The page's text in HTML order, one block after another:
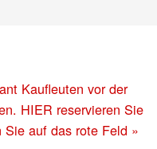
Kaufleuten vor der
HIER reservieren Sie
auf das rote Feld »